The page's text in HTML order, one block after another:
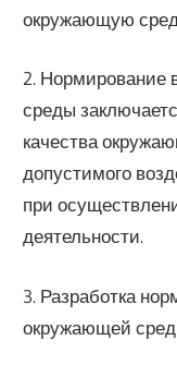
окружающую
2. Нормирование
среды
качества
допустимого
при
деятельности.
3. Разработка
окружающей